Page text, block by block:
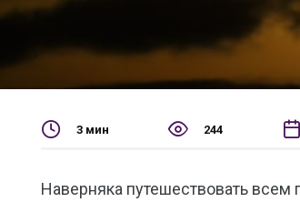
3 мин 244
Наверняка путешествовать всем